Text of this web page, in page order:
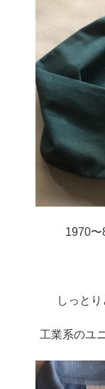
1970〜
しっと
工業系のユ